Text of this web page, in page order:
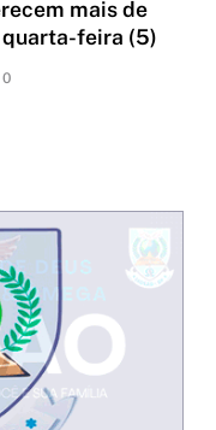
mais de
feira (5)
0